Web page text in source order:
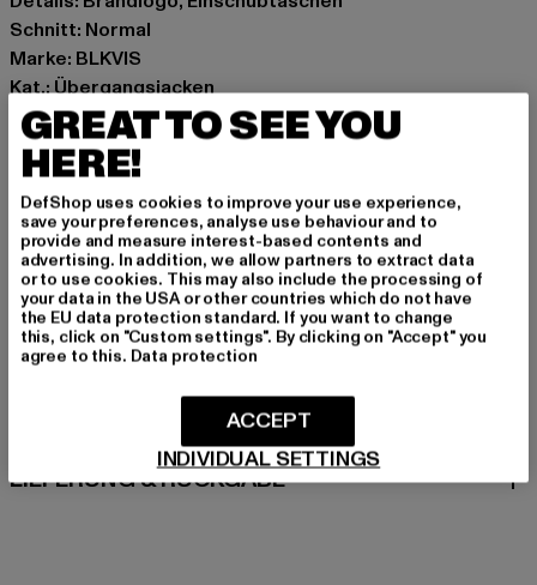
Schnitt: Normal
Marke: BLKVIS
Kat.: Übergangsjacken
Farbe: blau
Hersteller Farbe: stonewash
Materialzusammensetzung: 100% Polyester
Art.Nr: 42624300-09302
Hersteller: Play Hard GmbH |mail@blkvis.de
Landwehrstrasse 70A | 80336 München | DE
GRÖSSE & PASSFORM
LIEFERUNG & RÜCKGABE
GREAT TO SEE YOU
HERE!
DefShop uses cookies to improve your use experience,
save your preferences, analyse use behaviour and to
provide and measure interest-based contents and
advertising. In addition, we allow partners to extract data
or to use cookies. This may also include the processing of
your data in the USA or other countries which do not have
the EU data protection standard. If you want to change
this, click on "Custom settings". By clicking on "Accept" you
agree to this. Data protection
INDIVIDUAL SETTINGS
ACCEPT